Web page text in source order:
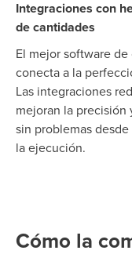
Integraciones con
de cantidades
El mejor software
conecta a la
Las integraciones
mejoran la precisión
sin problemas
la ejecución.
Cómo la